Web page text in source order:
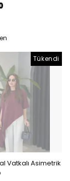
Tükendi
Vatkalı Asimetrik